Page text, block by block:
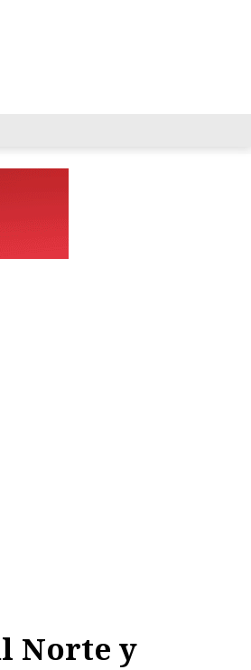
Norte y